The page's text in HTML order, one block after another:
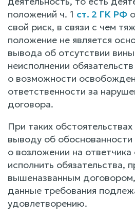
положений ч. 1 ст. 2 ГК РФ
свой риск, в связи с чем
положение не является
вывода об отсутствии
неисполнении
о возможности
ответственности за
договора.
При таких
выводу об
о возложении на ответчика
исполнить обязательства,
вышеназванным
данные требования
удовлетворению.